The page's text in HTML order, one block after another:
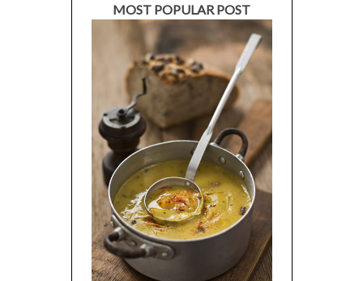
MOST POPULAR POST